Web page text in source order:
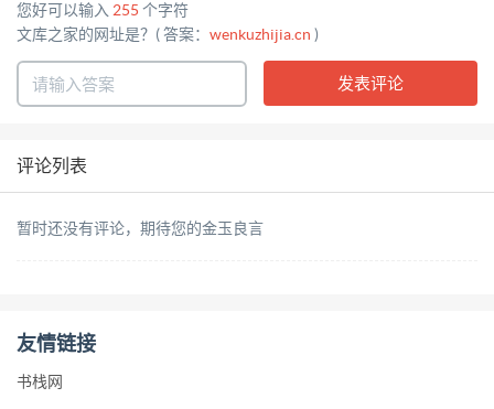
您好可以输入 255 个字符
文库之家的网址是？( 答案： wenkuzhijia.cn )
评论列表
暂时还没有评论，期待您的金玉良言
友情链接
书栈网